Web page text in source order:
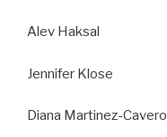
Alev Haksal
Jennifer Klose
Diana Martinez-Cavero